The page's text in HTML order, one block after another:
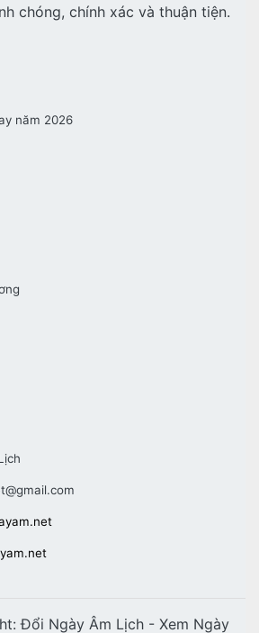
chóng, chính xác và thuận tiện.
năm 2026
Đổi Ngày Âm Lịch - Xem Ngày